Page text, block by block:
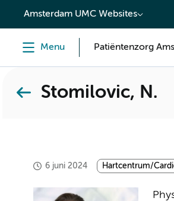
content
Amsterdam UMC Websites
Menu Patiëntenzorg
Stomilovic, N.
6 juni 2024 Hartcentrum/